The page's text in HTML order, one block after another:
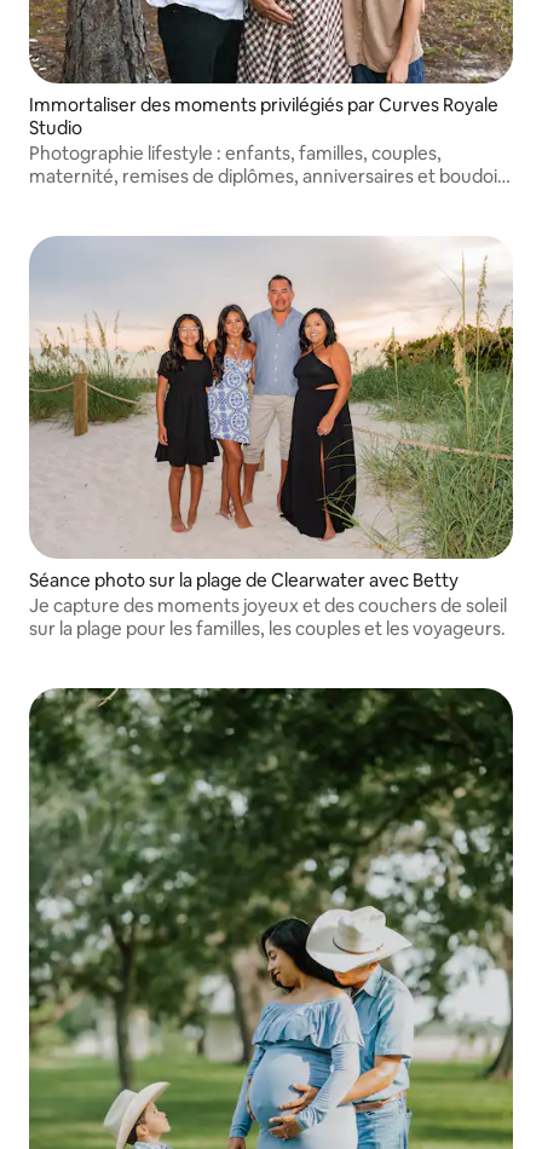
Immortaliser des moments privilégiés par Curves Royale
Studio
Photographie lifestyle : enfants, familles, couples,
maternité, remises de diplômes, anniversaires et boudoir.
Séance photo sur la plage de Clearwater avec Betty
Je capture des moments joyeux et des couchers de soleil
sur la plage pour les familles, les couples et les voyageurs.